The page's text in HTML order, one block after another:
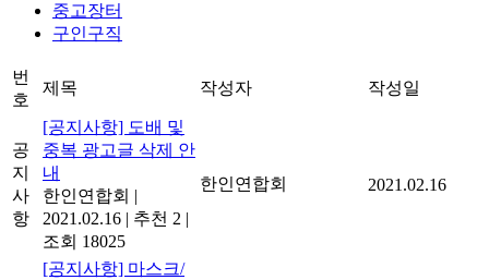
중고장터
구인구직
번
호
제목 작성자 작성일
공
지
사
항
[공지사항] 도배 및
중복 광고글 삭제 안
내
한인연합회 |
2021.02.16 | 추천 2 |
조회 18025
한인연합회 2021.02.16
[공지사항] 마스크/